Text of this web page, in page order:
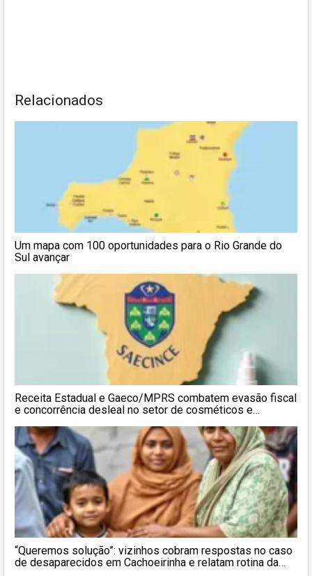
Relacionados
Um mapa com 100 oportunidades para o Rio Grande do
Sul avançar
Receita Estadual e Gaeco/MPRS combatem evasão fiscal
e concorrência desleal no setor de cosméticos e
“Queremos solução”: vizinhos cobram respostas no caso
de desaparecidos em Cachoeirinha e relatam rotina da